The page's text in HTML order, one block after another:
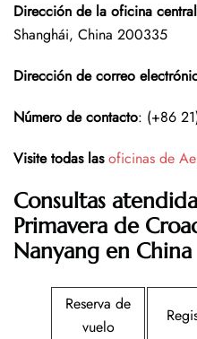
Dirección de la oficina central
Shanghái, China 200335
Dirección de correo
Número de contacto: (+86
Visite todas las oficinas de
Consultas
Primavera de
Nanyang en China
Reserva de
vuelo